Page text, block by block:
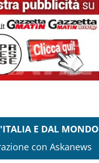
E DAL MONDO
con Askanews